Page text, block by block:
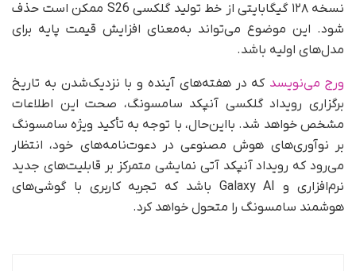
نسخه ۱۲۸ گیگابایتی از خط تولید گلکسی S26 ممکن است حذف
شود. این موضوع می‌تواند به‌معنای افزایش قیمت پایه برای
مدل‌های اولیه باشد.
ورج می‌نویسدکه در هفته‌های آینده و با نزدیک‌شدن به تاریخ
برگزاری رویداد گلکسی آنپکد سامسونگ، صحت این اطلاعات
مشخص خواهد شد. بااین‌حال، با توجه به تأکید ویژه سامسونگ
بر نوآوری‌های هوش مصنوعی در دعوت‌نامه‌های خود، انتظار
می‌رود که رویداد آنپکد آتی نمایشی متمرکز بر قابلیت‌های جدید
نرم‌افزاری و Galaxy AI باشد که تجربه کاربری با گوشی‌های
هوشمند سامسونگ را متحول خواهد کرد.